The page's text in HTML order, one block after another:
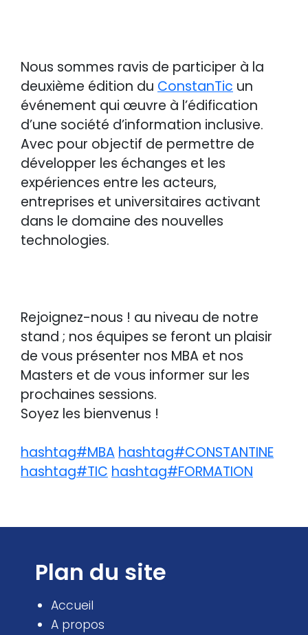
Nous sommes ravis de participer à la
deuxième édition du ConstanTic un
événement qui œuvre à l’édification
d’une société d’information inclusive.
Avec pour objectif de permettre de
développer les échanges et les
expériences entre les acteurs,
entreprises et universitaires activant
dans le domaine des nouvelles
technologies.
Rejoignez-nous ! au niveau de notre
stand ; nos équipes se feront un plaisir
de vous présenter nos MBA et nos
Masters et de vous informer sur les
prochaines sessions.
Soyez les bienvenus !
hashtag#MBA hashtag#CONSTANTINE
hashtag#TIC hashtag#FORMATION
Plan du site
Accueil
A propos